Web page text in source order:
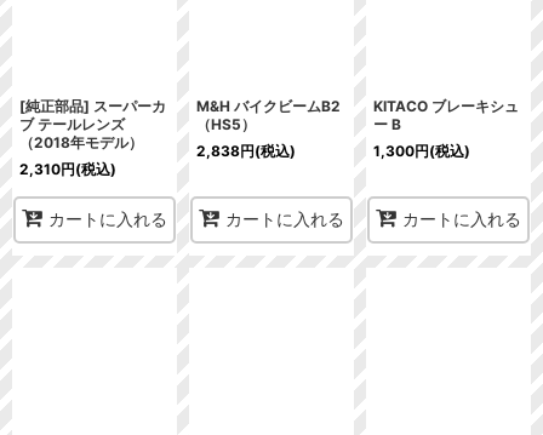
[純正部品] スーパーカ
ブ テールレンズ
（2018年モデル）
2,310円(税込)
カートに入れる
M&H バイクビームB2
（HS5）
2,838円(税込)
カートに入れる
KITACO ブレーキシュ
ー B
1,300円(税込)
カートに入れる